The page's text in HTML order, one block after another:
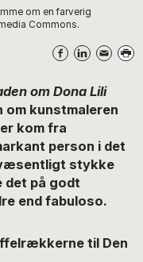
om en farverig
Commons.
om Dona Lili
kunstmaleren
kom fra
person i det
stykke
det på godt
end fabuloso.
til Den